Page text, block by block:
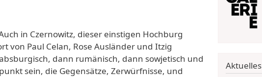
in Czernowitz, dieser einstigen Hochburg
von Paul Celan, Rose Ausländer und Itzig
dann rumänisch, dann sowjetisch und
sein, die Gegensätze, Zerwürfnisse, und
Aktuelles